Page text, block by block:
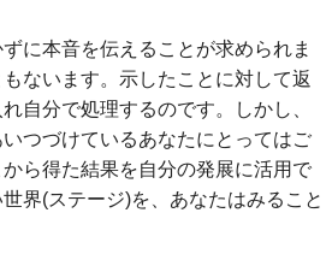
に本音を伝えることが求められま
ないます。示したことに対して返
自分で処理するのです。しかし、
つづけているあなたにとってはご
ら得た結果を自分の発展に活用で
界(ステージ)を、あなたはみること